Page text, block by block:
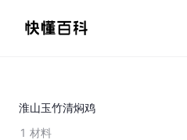
淮山玉竹清焖鸡
1 材料